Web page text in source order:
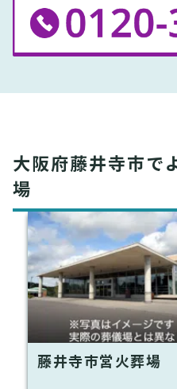
大阪府藤井寺市で
場
藤井寺市営火葬場